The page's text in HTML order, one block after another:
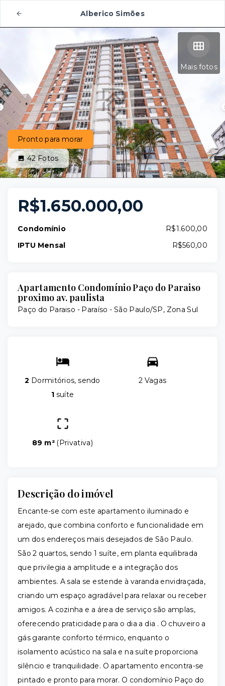
Alberico Simões
Mais fotos
Pronto para morar
42Fotos
R$1.650.000,00
Condomínio
R$1.600,00
IPTU Mensal
R$560,00
Apartamento Condomínio Paço do Paraiso
proximo av. paulista
Paço do Paraiso - Paraíso - São Paulo/SP, Zona Sul
2 Dormitórios, sendo
1 suíte
2 Vagas
89 m² (Privativa)
Descrição do imóvel
Encante-se com este apartamento iluminado e
arejado, que combina conforto e funcionalidade em
um dos endereços mais desejados de São Paulo.
São 2 quartos, sendo 1 suíte, em planta equilibrada
que privilegia a amplitude e a integração dos
ambientes. A sala se estende à varanda envidraçada,
criando um espaço agradável para relaxar ou receber
amigos. A cozinha e a área de serviço são amplas,
oferecendo praticidade para o dia a dia . O chuveiro a
gás garante conforto térmico, enquanto o
isolamento acústico na sala e na suíte proporciona
silêncio e tranquilidade. O apartamento encontra-se
pintado e pronto para morar. O condomínio Paço do